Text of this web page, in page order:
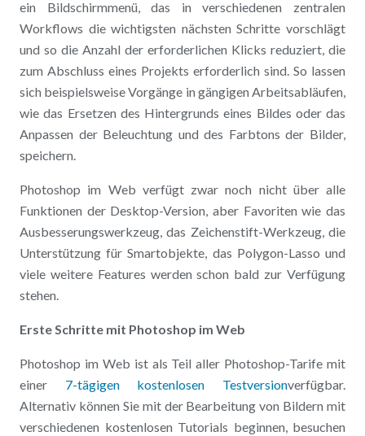
ein Bildschirmmenü, das in verschiedenen zentralen
Workflows die wichtigsten nächsten Schritte vorschlägt
und so die Anzahl der erforderlichen Klicks reduziert, die
zum Abschluss eines Projekts erforderlich sind. So lassen
sich beispielsweise Vorgänge in gängigen Arbeitsabläufen,
wie das Ersetzen des Hintergrunds eines Bildes oder das
Anpassen der Beleuchtung und des Farbtons der Bilder,
speichern.
Photoshop im Web verfügt zwar noch nicht über alle
Funktionen der Desktop-Version, aber Favoriten wie das
Ausbesserungswerkzeug, das Zeichenstift-Werkzeug, die
Unterstützung für Smartobjekte, das Polygon-Lasso und
viele weitere Features werden schon bald zur Verfügung
stehen.
Erste Schritte mit Photoshop im Web
Photoshop im Web ist als Teil aller Photoshop-Tarife mit
einer 7-tägigen kostenlosen Testversionverfügbar.
Alternativ können Sie mit der Bearbeitung von Bildern mit
verschiedenen kostenlosen Tutorials beginnen, besuchen